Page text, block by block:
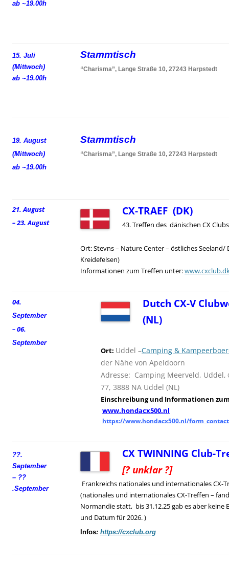
ab ~19.00h
15. Juli
(Mittwoch)
ab ~19.00h
Stammtisch
“Charisma”, Lange Straße 10, 27243 Harpstedt
19. August
(Mittwoch)
ab ~19.00h
Stammtisch
“Charisma”, Lange Straße 10, 27243 Harpstedt
21. August
– 23. August
CX-TRAEF (DK)
43. Treffen des dänischen CX Clubs
Ort: Stevns – Nature Center – östliches Seeland/
Kreidefelsen)
Informationen zum Treffen unter:
04.
September
– 06.
September
Dutch CX-V
(NL)
Ort: Uddel –Camping &
der Nähe von Apeldoorn
Adresse: Camping Meerveld, Uddel,
77, 3888 NA Uddel (NL)
Einschreibung und Informationen
www.hondacx500.nl
https://www.hondacx500.nl/
??.
September
– ??
.September
CX TWINNING Club-
[? unklar ?]
Frankreichs nationales und internationales CX-
(nationales und internationales CX-Treffen –
Normandie statt, bis 31.12.25 gab es aber keine
und Datum für 2026. )
Infos: https://cxclub.org